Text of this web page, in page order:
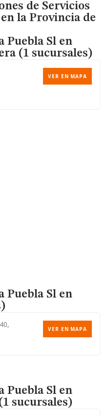
de Servicios
la Provincia de
Puebla Sl en
(1 sucursales)
VER EN MAPA
Puebla Sl en
VER EN MAPA
Puebla Sl en
sucursales)